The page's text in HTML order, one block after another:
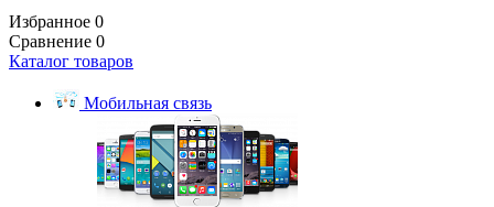
Избранное 0
Сравнение 0
Каталог товаров
Мобильная связь